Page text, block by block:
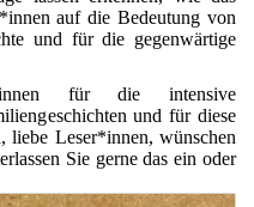
auf die Bedeutung von
und für die gegenwärtige
für die intensive
und für diese
liebe Leser*innen, wünschen
Sie gerne das ein oder